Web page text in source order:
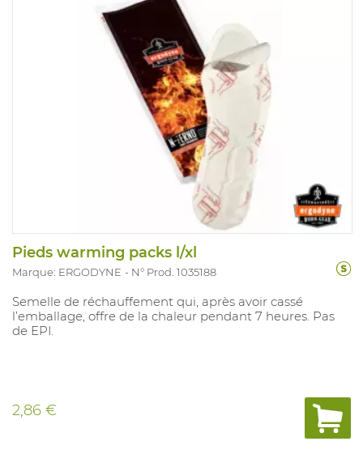
Pieds warming packs l/xl
Marque: ERGODYNE N° Prod. 1035188
Semelle de réchauffement qui, après avoir cassé
l’emballage, offre de la chaleur pendant 7 heures. Pas
de EPI.
2,86 €